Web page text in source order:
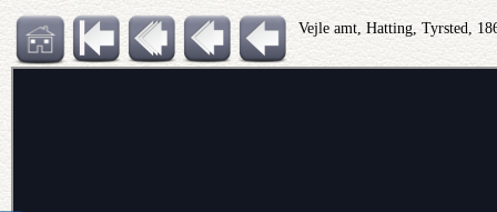
Vejle amt, Hatting, Tyrsted,